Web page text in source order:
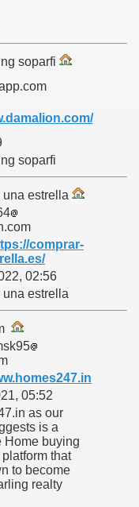
soparfi
soparfi
una estrella
comprar-
02:56
una estrella
05:52
as our
is a
Home buying
that
to become
realty